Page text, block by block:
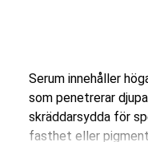
Serum innehåller
som penetrerar
skräddarsydda för
fasthet eller